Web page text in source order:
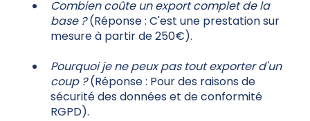
Combien coûte un export complet de la
base ?(Réponse : C'est une prestation sur
mesure à partir de 250€).
Pourquoi je ne peux pas tout exporter d'un
coup ?(Réponse : Pour des raisons de
sécurité des données et de conformité
RGPD).